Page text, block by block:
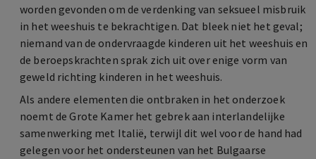
worden gevonden om de verdenking van seksueel misbruik
in het weeshuis te bekrachtigen. Dat bleek niet het geval;
niemand van de ondervraagde kinderen uit het weeshuis en
de beroepskrachten sprak zich uit over enige vorm van
geweld richting kinderen in het weeshuis.
Als andere elementen die ontbraken in het onderzoek
noemt de Grote Kamer het gebrek aan interlandelijke
samenwerking met Italië, terwijl dit wel voor de hand had
gelegen voor het ondersteunen van het Bulgaarse